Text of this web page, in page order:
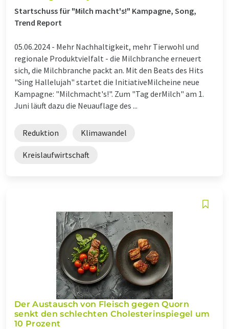
Startschuss für "Milch macht's!" Kampagne, Song,
Trend Report
05.06.2024 - Mehr Nachhaltigkeit, mehr Tierwohl und
regionale Produktvielfalt - die Milchbranche erneuert
sich, die Milchbranche packt an. Mit den Beats des Hits
"Sing Hallelujah" startet die InitiativeMilcheine neue
Kampagne: "Milchmacht's!". Zum "Tag derMilch" am 1.
Juni läuft dazu die Neuauflage des ...
Reduktion Klimawandel
Kreislaufwirtschaft
Der Austausch von Fleisch gegen Quorn
senkt den schlechten Cholesterinspiegel um
10 Prozent